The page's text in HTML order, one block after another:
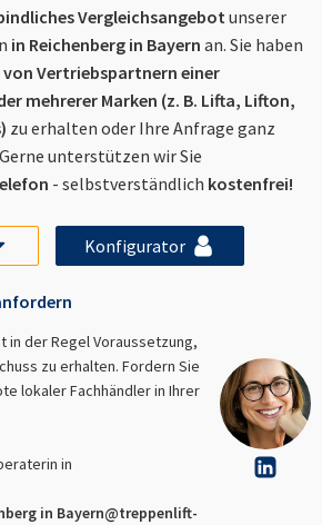
Vergleichsangebotunserer
in Reichenberg in Bayern an. Sie haben
Vertriebspartnern einer
mehrerer Marken (z. B. Lifta, Lifton,
zu erhalten oder Ihre Anfrage ganz
unterstützen wir Sie
- selbstverständlich kostenfrei!
Konfigurator
in der Regel Voraussetzung,
zu erhalten. Fordern Sie
lokaler Fachhändler in Ihrer
in
in Bayern@treppenlift-